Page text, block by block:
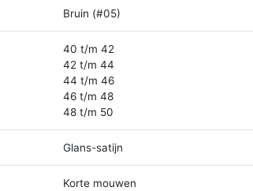
Bruin (#05)
40 t/m 42
42 t/m 44
44 t/m 46
46 t/m 48
48 t/m 50
Glans-satijn
Korte mouwen